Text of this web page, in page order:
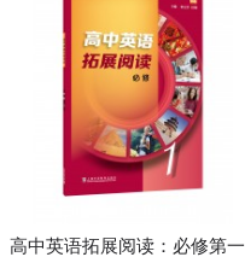
高中英语拓展阅读：必修第一